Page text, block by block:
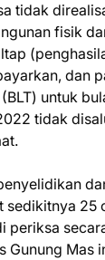
tidak
fisik
dan
untuk
tidak
sedikitnya 25
periksa
Gunung Mas